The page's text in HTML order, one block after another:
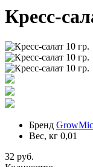
Кресс-
Бренд
Вес, кг 0,01
32 руб.